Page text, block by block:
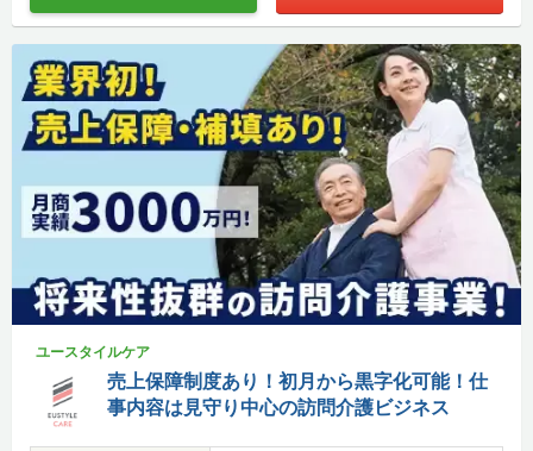
ユースタイルケア
売上保障制度あり！初月から黒字化可能！仕
事内容は見守り中心の訪問介護ビジネス